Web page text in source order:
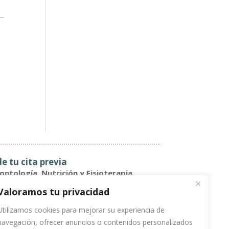
tu privacidad
cookies para mejorar su experiencia de
ofrecer anuncios o contenidos personalizados
tu cita previa
Nutrición y Fisioterapia
744 605 694
698 909 079